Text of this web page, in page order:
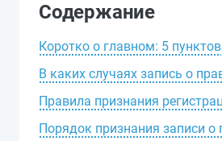
Содержание
Коротко о главном: 5 пунктов
В каких случаях запись о
Правила признания
Порядок признания записи о